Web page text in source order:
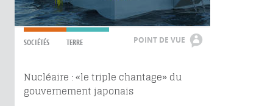
SOCIÉTÉS TERRE POINT DE VUE
Nucléaire : «le triple chantage» du
gouvernement japonais